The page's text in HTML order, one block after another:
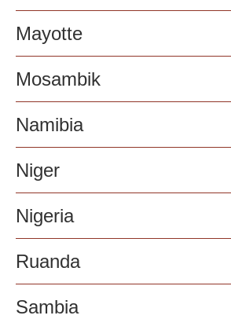
Mayotte
Mosambik
Namibia
Niger
Nigeria
Ruanda
Sambia